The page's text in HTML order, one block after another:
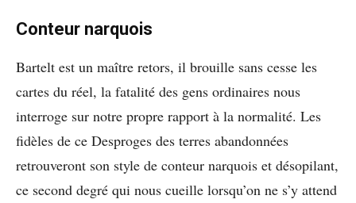
Conteur narquois
Bartelt est un maître retors, il brouille sans cesse les
cartes du réel, la fatalité des gens ordinaires nous
interroge sur notre propre rapport à la normalité. Les
fidèles de ce Desproges des terres abandonnées
retrouveront son style de conteur narquois et désopilant,
ce second degré qui nous cueille lorsqu’on ne s’y attend